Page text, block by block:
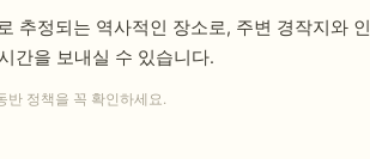
추정되는 역사적인 장소로, 주변 경작지와
간을 보내실 수 있습니다.
반 정책을 꼭 확인하세요.